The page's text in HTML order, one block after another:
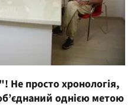
Не просто хронологія,
однією метою